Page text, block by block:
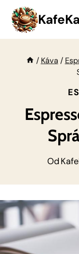
Přeskočit
obsah
/ Káva /
Od